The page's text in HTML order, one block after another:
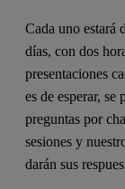
Cada uno estará
días, con dos
presentaciones
es de esperar, se
preguntas por
sesiones y
darán sus